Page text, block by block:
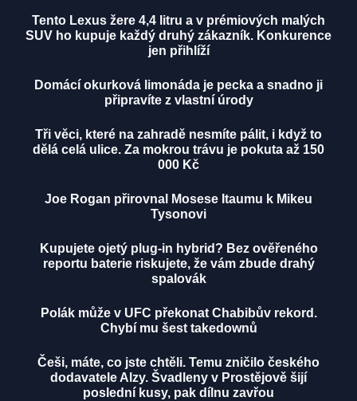
Tento Lexus žere 4,4 litru a v prémiových malých
SUV ho kupuje každý druhý zákazník. Konkurence
jen přihlíží
Domácí okurková limonáda je pecka a snadno ji
připravíte z vlastní úrody
Tři věci, které na zahradě nesmíte pálit, i když to
dělá celá ulice. Za mokrou trávu je pokuta až 150
000 Kč
Joe Rogan přirovnal Mosese Itaumu k Mikeu
Tysonovi
Kupujete ojetý plug-in hybrid? Bez ověřeného
reportu baterie riskujete, že vám zbude drahý
spalovák
Polák může v UFC překonat Chabibův rekord.
Chybí mu šest takedownů
Češi, máte, co jste chtěli. Temu zničilo českého
dodavatele Alzy. Švadleny v Prostějově šijí
poslední kusy, pak dílnu zavřou